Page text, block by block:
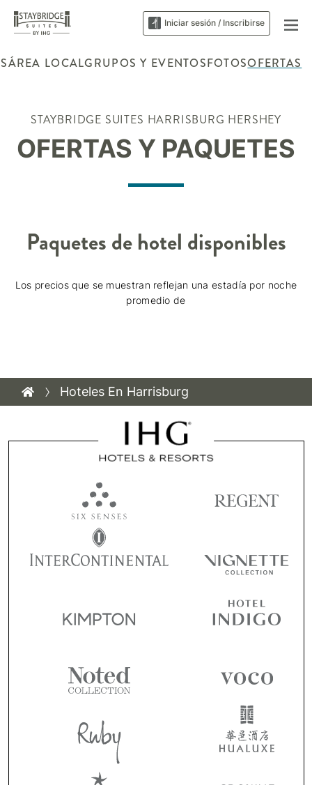
Iniciar sesión / Inscribirse
ÁREA LOCALGRUPOS Y EVENTOSFOTOSOFERTAS
STAYBRIDGE SUITES HARRISBURG HERSHEY
OFERTAS Y PAQUETES
Paquetes de hotel disponibles
Los precios que se muestran reflejan una estadía por noche
promedio de
Hoteles En Harrisburg